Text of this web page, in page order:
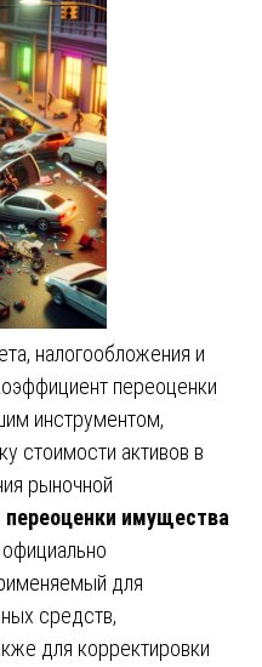
налогообложения и
переоценки
инструментом,
стоимости активов в
рыночной
имущества
для
средств,
для корректировки